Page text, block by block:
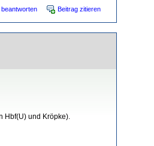
beantworten Beitrag zitieren
Hbf(U) und Kröpke).